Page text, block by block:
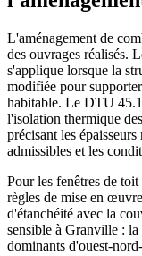
L'aménagement de
des ouvrages réalisés.
s'applique lorsque la
modifiée pour
habitable. Le DTU
l'isolation thermique
précisant les
admissibles et les
Pour les fenêtres de
règles de mise en
d'étanchéité avec la
sensible à Granville : la
dominants d'ouest-